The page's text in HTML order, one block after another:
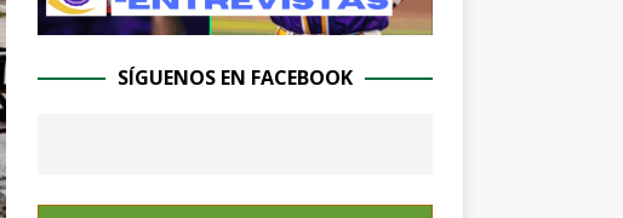
SÍGUENOS EN FACEBOOK